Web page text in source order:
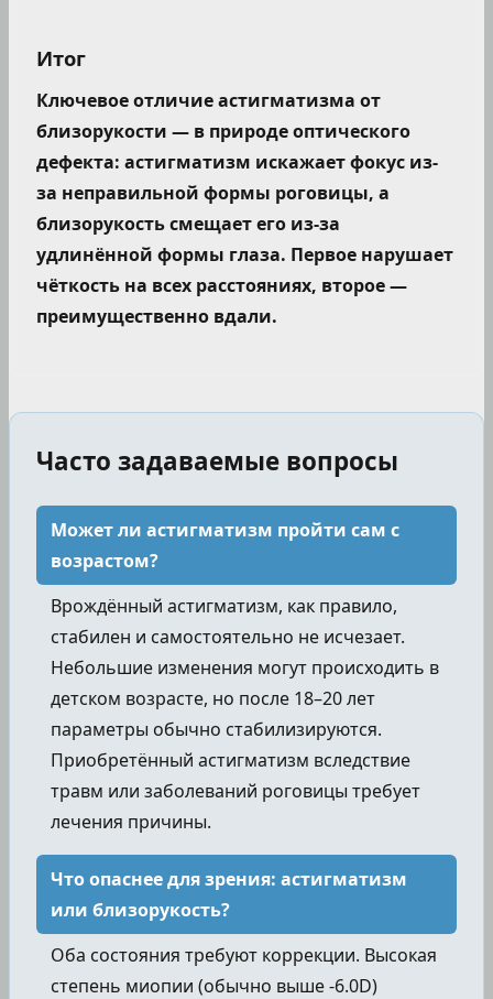
Итог
Ключевое отличие астигматизма от
близорукости — в природе оптического
дефекта: астигматизм искажает фокус из-
за неправильной формы роговицы, а
близорукость смещает его из-за
удлинённой формы глаза. Первое нарушает
чёткость на всех расстояниях, второе —
преимущественно вдали.
Часто задаваемые вопросы
Может ли астигматизм пройти сам с
возрастом?
Врождённый астигматизм, как правило,
стабилен и самостоятельно не исчезает.
Небольшие изменения могут происходить в
детском возрасте, но после 18–20 лет
параметры обычно стабилизируются.
Приобретённый астигматизм вследствие
травм или заболеваний роговицы требует
лечения причины.
Что опаснее для зрения: астигматизм
или близорукость?
Оба состояния требуют коррекции. Высокая
степень миопии (обычно выше -6.0D)